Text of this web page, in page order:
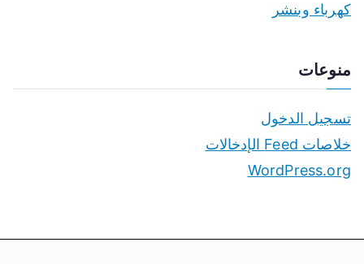
كهرباء وبنشر
منوعات
تسجيل الدخول
خلاصات Feed الإدخالات
WordPress.org